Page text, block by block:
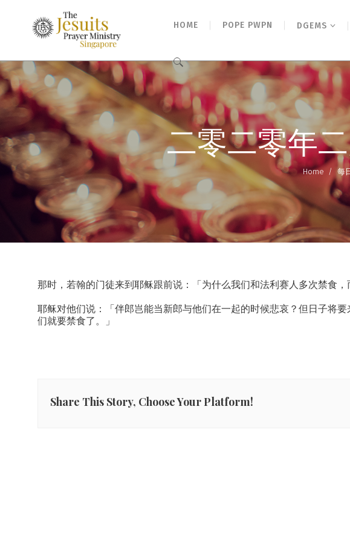
HOME POPE PWPN DGEMS
Search
for:
二零二零年
Home /每
那时，若翰的门徒来到耶稣跟前说：「为什么我们和法利赛人多次禁食，
耶稣对他们说：「伴郎岂能当新郎与他们在一起的时候悲哀？但日子将
们就要禁食了。」
Share This Story, Choose Your Platform!